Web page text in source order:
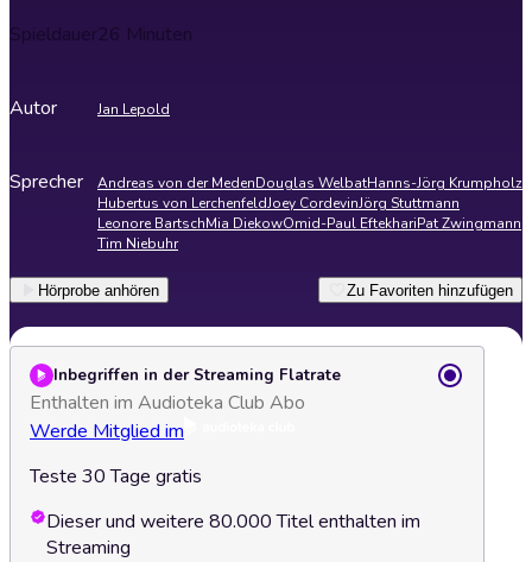
Spieldauer26 Minuten
Autor Jan Lepold
Sprecher Andreas von der MedenDouglas WelbatHanns-Jörg Krumpholz
Hubertus von LerchenfeldJoey CordevinJörg Stuttmann
Leonore BartschMia DiekowOmid-Paul EftekhariPat Zwingmann
Tim Niebuhr
Hörprobe anhören Zu Favoriten hinzufügen
Inbegriffen in der Streaming Flatrate
Enthalten im Audioteka Club Abo
Werde Mitglied im
Teste 30 Tage gratis
Dieser und weitere 80.000 Titel enthalten im
Streaming